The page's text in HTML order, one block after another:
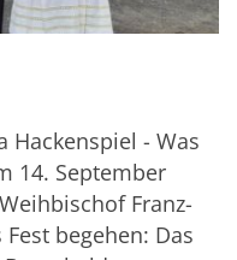
Hackenspiel - Was
14. September
Franz-
begehen: Das